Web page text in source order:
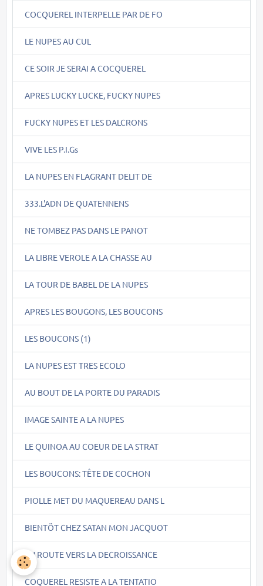
COCQUEREL INTERPELLE PAR DE FO
LE NUPES AU CUL
CE SOIR JE SERAI A COCQUEREL
APRES LUCKY LUCKE, FUCKY NUPES
FUCKY NUPES ET LES DALCRONS
VIVE LES P.I.Gs
LA NUPES EN FLAGRANT DELIT DE
333.L'ADN DE QUATENNENS
NE TOMBEZ PAS DANS LE PANOT
LA LIBRE VEROLE A LA CHASSE AU
LA TOUR DE BABEL DE LA NUPES
APRES LES BOUGONS, LES BOUCONS
LES BOUCONS (1)
LA NUPES EST TRES ECOLO
AU BOUT DE LA PORTE DU PARADIS
IMAGE SAINTE A LA NUPES
LE QUINOA AU COEUR DE LA STRAT
LES BOUCONS: TÊTE DE COCHON
PIOLLE MET DU MAQUEREAU DANS L
BIENTÖT CHEZ SATAN MON JACQUOT
EN ROUTE VERS LA DECROISSANCE
COQUEREL RESISTE A LA TENTATIO